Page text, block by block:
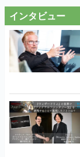
インタビュー